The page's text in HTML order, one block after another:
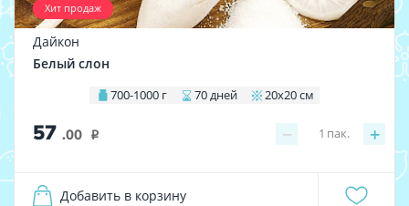
Хит продаж
Дайкон
Белый слон
700-1000 г 70 дней 20х20 см
57 .00 i − +
1 пак.
Добавить в корзину